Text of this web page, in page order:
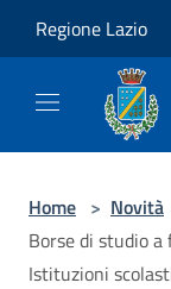
Regione Lazio
Home > Novità
Borse di studio
Istituzioni